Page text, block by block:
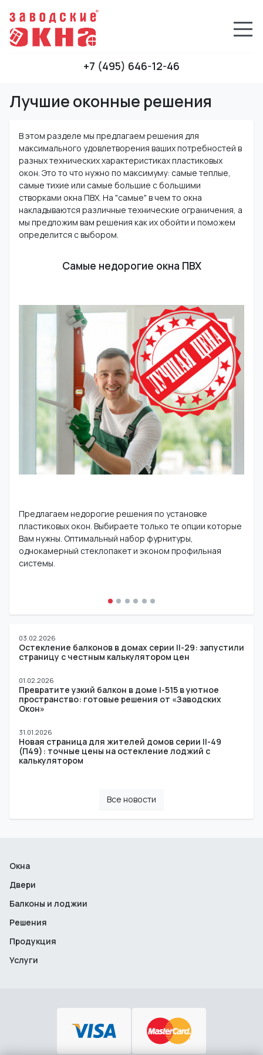
+7 (495) 646-12-46
Лучшие оконные решения
В этом разделе мы предлагаем решения для
максимального удовлетворения ваших потребностей в
разных технических характеристиках пластиковых
окон. Это то что нужно по максимуму: самые теплые,
самые тихие или самые большие с большими
створками окна ПВХ. На "самые" в чем то окна
накладываются различные технические ограничения, а
мы предложим вам решения как их обойти и поможем
определится с выбором.
Самые недорогие окна ПВХ
Предлагаем недорогие решения по установке
пластиковых окон. Выбираете только те опции которые
Вам нужны. Оптимальный набор фурнитуры,
однокамерный стеклопакет и эконом профильная
системы.
03.02.2026
Остекление балконов в домах серии II-29: запустили
страницу с честным калькулятором цен
01.02.2026
Превратите узкий балкон в доме I-515 в уютное
пространство: готовые решения от «Заводских
Окон»
31.01.2026
Новая страница для жителей домов серии II-49
(П49): точные цены на остекление лоджий с
калькулятором
Все новости
Окна
Двери
Балконы и лоджии
Решения
Продукция
Услуги